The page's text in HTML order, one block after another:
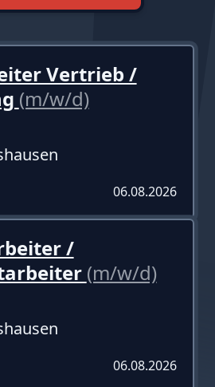
Vertrieb /
(m/w/d)
06.08.2026
/
(m/w/d)
06.08.2026